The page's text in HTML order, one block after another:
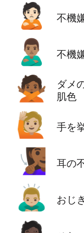
🙎🏻 不機
🙎🏽‍♂️ 不機
🙅🏾
ダメ
肌色
🙋🏼 手を
🧏🏾‍♀️ 耳の
🙇🏼‍♂️ おじ